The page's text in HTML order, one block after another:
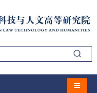
导航切